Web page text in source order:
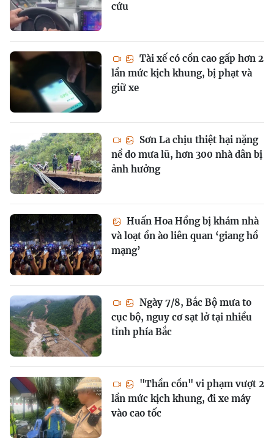
cứu
Tài xế có cồn cao gấp hơn 2
lần mức kịch khung, bị phạt và
giữ xe
Sơn La chịu thiệt hại nặng
nề do mưa lũ, hơn 300 nhà dân bị
ảnh hưởng
Huấn Hoa Hồng bị khám nhà
và loạt ồn ào liên quan ‘giang hồ
mạng’
Ngày 7/8, Bắc Bộ mưa to
cục bộ, nguy cơ sạt lở tại nhiều
tỉnh phía Bắc
"Thần cồn" vi phạm vượt 2
lần mức kịch khung, đi xe máy
vào cao tốc